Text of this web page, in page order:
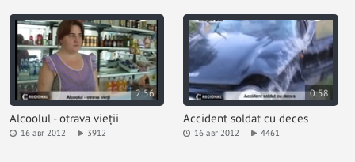
2:56
Alcoolul - otrava vieții
16 авг 2012 3912
0:58
Accident soldat cu deces
16 авг 2012 4461